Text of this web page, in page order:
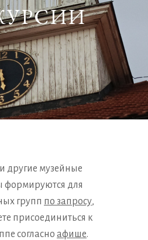
другие музейные
формируются для
групп по запросу,
присоединиться к
согласно афише.